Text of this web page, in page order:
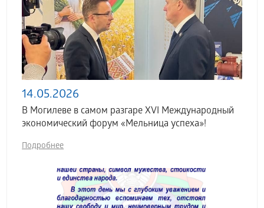
14.05.2026
В Могилеве в самом разгаре XVI Международный
экономический форум «Мельница успеха»!
Подробнее